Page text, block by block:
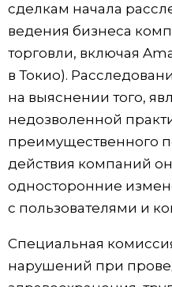
сделкам начала
ведения бизнеса
торговли, включая
в Токио).
на выяснении того,
недозволенной
преимущественного
действия компаний
односторонние
с пользователями и
Специальная
нарушений при